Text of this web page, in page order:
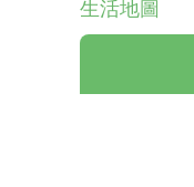
生活地圖